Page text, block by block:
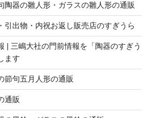
陶器の雛人形・ガラスの雛人形の通販
引出物・内祝お返し販売店のすぎうら
| 三嶋大社の門前情報を「陶器のすぎう
ます
節句五月人形の通販
通販